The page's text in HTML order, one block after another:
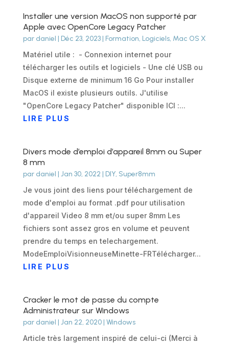
Installer une version MacOS non supporté par
Apple avec OpenCore Legacy Patcher
par daniel | Déc 23, 2023| Formation, Logiciels, Mac OS X
Matériel utile : - Connexion internet pour
télécharger les outils et logiciels - Une clé USB ou
Disque externe de minimum 16 Go Pour installer
MacOS il existe plusieurs outils. J'utilise
"OpenCore Legacy Patcher" disponible ICI :...
LIRE PLUS
Divers mode d’emploi d’appareil 8mm ou Super
8 mm
par daniel | Jan 30, 2022 | DIY, Super8mm
Je vous joint des liens pour téléchargement de
mode d'emploi au format .pdf pour utilisation
d'appareil Video 8 mm et/ou super 8mm Les
fichiers sont assez gros en volume et peuvent
prendre du temps en telechargement.
ModeEmploiVisionneuseMinette-FRTélécharger...
LIRE PLUS
Cracker le mot de passe du compte
Administrateur sur Windows
par daniel | Jan 22, 2020| Windows
Article très largement inspiré de celui-ci (Merci à